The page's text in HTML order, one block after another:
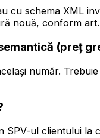
cu schema XML
nouă, conform art.
(preț
număr.
ul clientului